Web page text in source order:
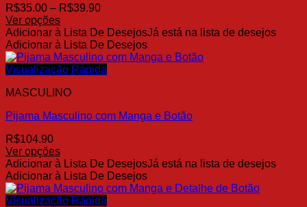
escolhidas
na
página
do
produto
R$35.00 – R$39.90Faixa
preço:
R$35.00
através
R$39.90
Ver opções
Este
produto
tem
várias
As
podem
escolhidas
na
página
do
produto
Adicionar à Lista De DesejosJá está na lista de desejos
Adicionar à Lista De Desejos
Visualização Rápida
MASCULINO
Pijama Masculino com Manga e Botão
R$104.90
Ver opções
Este
produto
tem
várias
Adicionar à Lista De DesejosJá está na lista de desejos
Adicionar à Lista De Desejos
Visualização Rápida